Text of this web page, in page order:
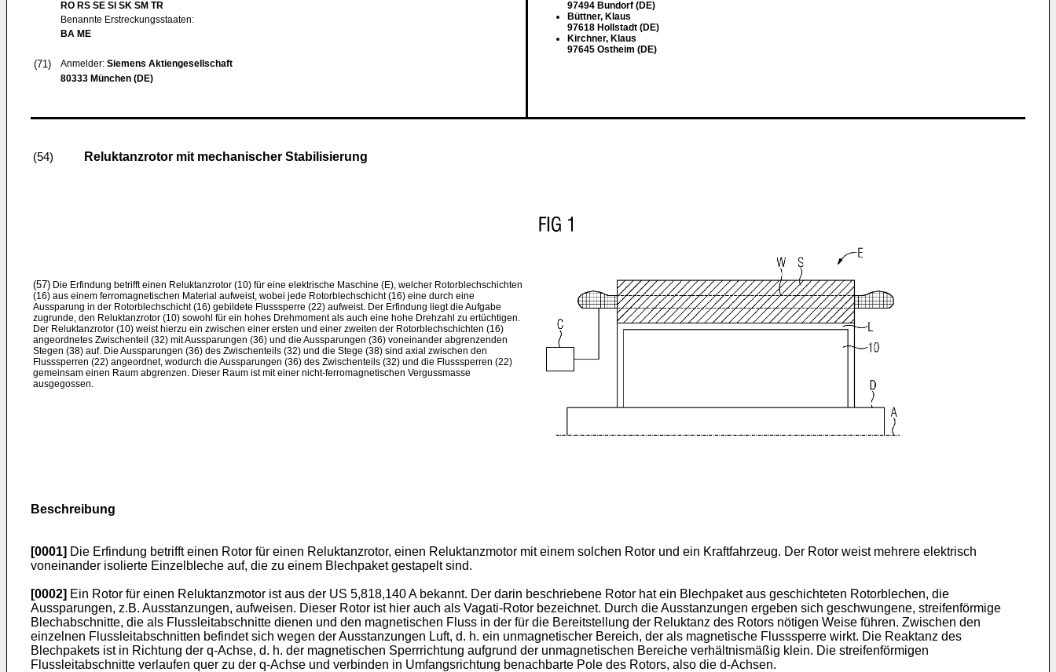
RO RS SE SI SK SM TR
Benannte Erstreckungsstaaten:
BA ME
(71) Anmelder: Siemens Aktiengesellschaft
80333 München (DE)
97494 Bundorf (DE)
Büttner, Klaus
97618 Hollstadt (DE)
Kirchner, Klaus
97645 Ostheim (DE)
(54) Reluktanzrotor mit mechanischer Stabilisierung
(57) Die Erfindung betrifft einen Reluktanzrotor (10) für eine elektrische Maschine (E), welcher Rotorblechschichten
(16) aus einem ferromagnetischen Material aufweist, wobei jede Rotorblechschicht (16) eine durch eine
Aussparung in der Rotorblechschicht (16) gebildete Flusssperre (22) aufweist. Der Erfindung liegt die Aufgabe
zugrunde, den Reluktanzrotor (10) sowohl für ein hohes Drehmoment als auch eine hohe Drehzahl zu ertüchtigen.
Der Reluktanzrotor (10) weist hierzu ein zwischen einer ersten und einer zweiten der Rotorblechschichten (16)
angeordnetes Zwischenteil (32) mit Aussparungen (36) und die Aussparungen (36) voneinander abgrenzenden
Stegen (38) auf. Die Aussparungen (36) des Zwischenteils (32) und die Stege (38) sind axial zwischen den
Flusssperren (22) angeordnet, wodurch die Aussparungen (36) des Zwischenteils (32) und die Flusssperren (22)
gemeinsam einen Raum abgrenzen. Dieser Raum ist mit einer nicht-ferromagnetischen Vergussmasse
ausgegossen.
Beschreibung
[0001] Die Erfindung betrifft einen Rotor für einen Reluktanzrotor, einen Reluktanzmotor mit einem solchen Rotor und ein Kraftfahrzeug. Der Rotor weist mehrere elektrisch
voneinander isolierte Einzelbleche auf, die zu einem Blechpaket gestapelt sind.
[0002] Ein Rotor für einen Reluktanzmotor ist aus der US 5,818,140 Abekannt. Der darin beschriebene Rotor hat ein Blechpaket aus geschichteten Rotorblechen, die
Aussparungen, z.B. Ausstanzungen, aufweisen. Dieser Rotor ist hier auch als Vagati-Rotor bezeichnet. Durch die Ausstanzungen ergeben sich geschwungene, streifenförmige
Blechabschnitte, die als Flussleitabschnitte dienen und den magnetischen Fluss in der für die Bereitstellung der Reluktanz des Rotors nötigen Weise führen. Zwischen den
einzelnen Flussleitabschnitten befindet sich wegen der Ausstanzungen Luft, d. h. ein unmagnetischer Bereich, der als magnetische Flusssperre wirkt. Die Reaktanz des
Blechpakets ist in Richtung der q-Achse, d. h. der magnetischen Sperrrichtung aufgrund der unmagnetischen Bereiche verhältnismäßig klein. Die streifenförmigen
Flussleitabschnitte verlaufen quer zu der q-Achse und verbinden in Umfangsrichtung benachbarte Pole des Rotors, also die d-Achsen.